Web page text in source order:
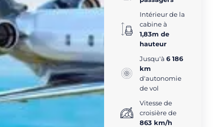
Intérieur de la
cabine à
1,83m de
hauteur
Jusqu'à 6 186
km
d'autonomie
de vol
Vitesse de
croisière de
863 km/h